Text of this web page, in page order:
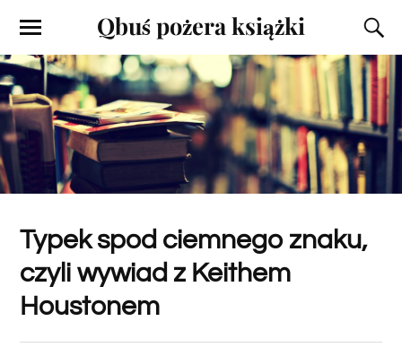
Qbuś pożera książki
Typek spod ciemnego znaku,
czyli wywiad z Keithem
Houstonem